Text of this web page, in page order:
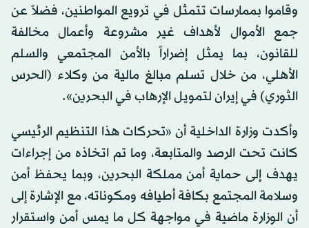
وقاموا بممارسات تتمثل في ترويع المواطنين، فضلاً عن
جمع الأموال لأهداف غير مشروعة وأعمال مخالفة
للقانون، بما يمثل إضراراً بالأمن المجتمعي والسلم
الأهلي، من خلال تسلم مبالغ مالية من وكلاء (الحرس
الثوري) في إيران لتمويل الإرهاب في البحرين».
وأكدت وزارة الداخلية أن «تحركات هذا التنظيم الرئيسي
كانت تحت الرصد والمتابعة، وما تم اتخاذه من إجراءات
يهدف إلى حماية أمن مملكة البحرين، وبما يحفظ أمن
وسلامة المجتمع بكافة أطيافه ومكوناته، مع الإشارة إلى
أن الوزارة ماضية في مواجهة كل ما يمس أمن واستقرار